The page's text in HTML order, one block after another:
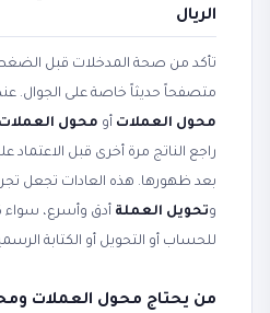
الريال
تأكد من صحة المدخلات قبل الضغط
متصفحاً حديثاً خاصة على الجوال.
محول العملات أو محول العملات - 170+ عملة
راجع الناتج مرة أخرى قبل الاعتماد
بعد ظهورها. هذه العادات تجعل
وتحويل العملة أدق وأسرع، سواء
للحساب أو التحويل أو الكتابة